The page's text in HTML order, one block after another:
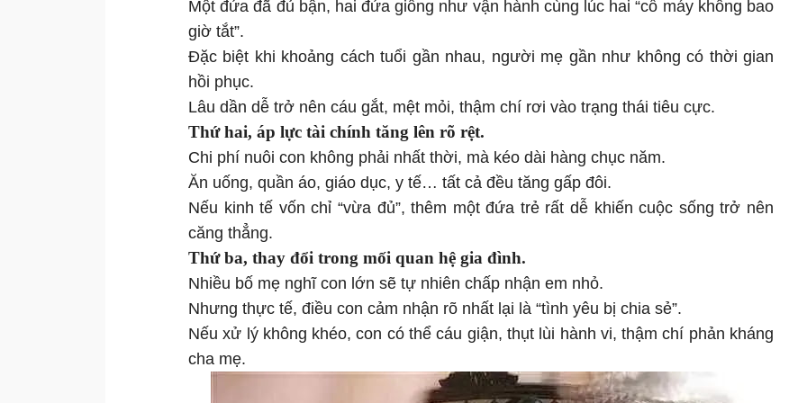
Một đứa đã đủ bận, hai đứa giống như vận hành cùng lúc hai “cỗ máy không bao
giờ tắt”.
Đặc biệt khi khoảng cách tuổi gần nhau, người mẹ gần như không có thời gian
hồi phục.
Lâu dần dễ trở nên cáu gắt, mệt mỏi, thậm chí rơi vào trạng thái tiêu cực.
Thứ hai, áp lực tài chính tăng lên rõ rệt.
Chi phí nuôi con không phải nhất thời, mà kéo dài hàng chục năm.
Ăn uống, quần áo, giáo dục, y tế… tất cả đều tăng gấp đôi.
Nếu kinh tế vốn chỉ “vừa đủ”, thêm một đứa trẻ rất dễ khiến cuộc sống trở nên
căng thẳng.
Thứ ba, thay đổi trong mối quan hệ gia đình.
Nhiều bố mẹ nghĩ con lớn sẽ tự nhiên chấp nhận em nhỏ.
Nhưng thực tế, điều con cảm nhận rõ nhất lại là “tình yêu bị chia sẻ”.
Nếu xử lý không khéo, con có thể cáu giận, thụt lùi hành vi, thậm chí phản kháng
cha mẹ.